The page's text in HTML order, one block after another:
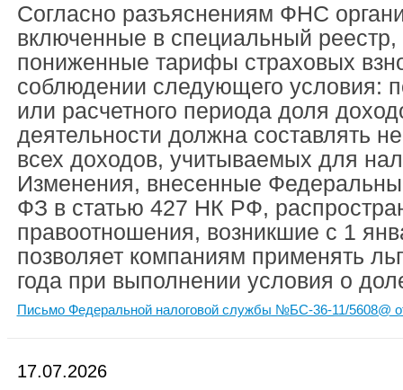
Согласно разъяснениям ФНС
включенные в специальный реестр,
пониженные тарифы страховых
соблюдении следующего условия:
или расчетного периода доля
деятельности должна составлять
всех доходов, учитываемых для
Изменения, внесенные
ФЗ в статью 427 НК РФ,
правоотношения, возникшие с 1
позволяет компаниям применять
года при выполнении условия о
Письмо Федеральной налоговой службы №БС-36-11/5608@
17.07.2026